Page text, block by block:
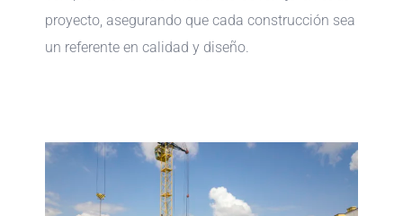
proyecto, asegurando que cada construcción sea
un referente en calidad y diseño.